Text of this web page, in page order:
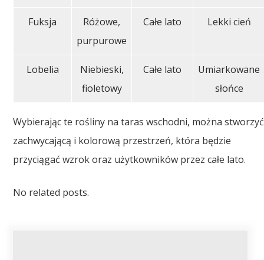
Fuksja
Różowe,
purpurowe
Całe lato Lekki cień
Lobelia
Niebieski,
fioletowy
Całe lato
Umiarkowane
słońce
Wybierając te rośliny na taras wschodni, można stworzyć
zachwycającą i kolorową przestrzeń, która będzie
przyciągać wzrok oraz użytkowników przez całe lato.
No related posts.